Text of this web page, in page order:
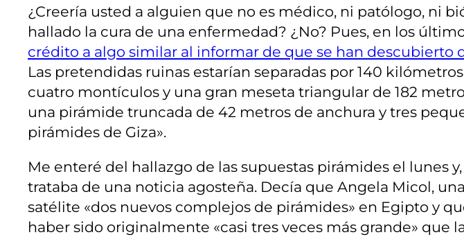
¿Creería usted a alguien que no es médico, ni patólogo, ni
hallado la cura de una enfermedad? ¿No? Pues, en los
crédito a algo similar al informar de que se han descubierto
Las pretendidas ruinas estarían separadas por 140
cuatro montículos y una gran meseta triangular de 182
una pirámide truncada de 42 metros de anchura y tres
pirámides de Giza».
Me enteré del hallazgo de las supuestas pirámides el lunes
trataba de una noticia agosteña. Decía que Angela Micol,
satélite «dos nuevos complejos de pirámides» en Egipto y
haber sido originalmente «casi tres veces más grande» que